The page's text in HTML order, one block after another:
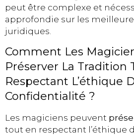
peut être complexe et
approfondie sur les
juridiques.
Comment Les
Préserver La Tradition
Respectant L’éthique
Confidentialité ?
Les magiciens peuvent
tout en respectant l’éthique